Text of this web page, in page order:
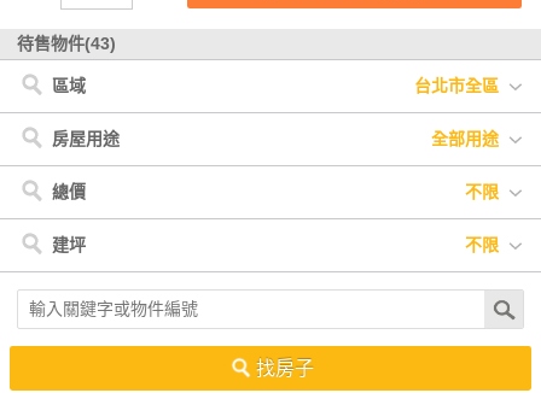
待售物件(43)
區域 台北市全區
台北市 新北市
< 台北市 內湖區
< 新北市 汐止區
< 苗栗縣 苑裡鎮
房屋用途 全部用途
全部用途 其他
總價 不限
不限 900萬以下
建坪 不限
不限 20坪以下 20坪-30坪 30坪-40坪
40坪-50坪
50坪以上
找房子